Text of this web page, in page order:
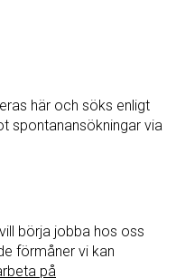
här och söks enligt
spontanansökningar via
börja jobba hos oss
förmåner vi kan
på